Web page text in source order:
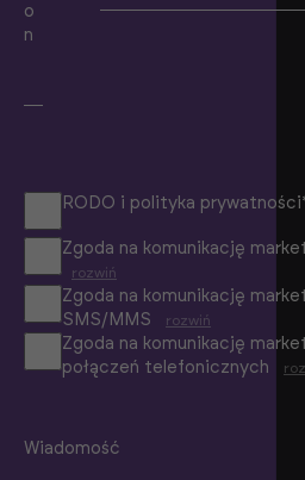
o
n
RODO i polityka
Zgoda na komunikację
rozwiń
Zgoda na komunikację
SMS/MMS
rozwiń
Zgoda na komunikację
połączeń telefonicznych
Wiadomość